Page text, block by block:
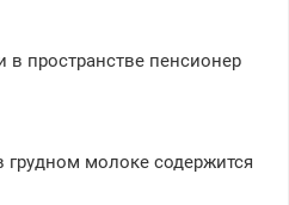
в пространстве пенсионер
грудном молоке содержится